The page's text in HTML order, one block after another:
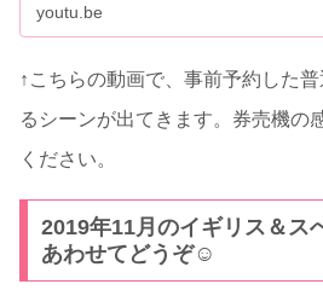
youtu.be
↑こちらの動画で、事前予約した
るシーンが出てきます。券売機の
ください。
2019年11月のイギリス＆ス
あわせてどうぞ☺